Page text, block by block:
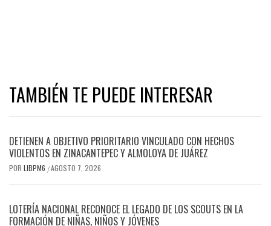
TAMBIÉN TE PUEDE INTERESAR
DETIENEN A OBJETIVO PRIORITARIO VINCULADO CON HECHOS
VIOLENTOS EN ZINACANTEPEC Y ALMOLOYA DE JUÁREZ
POR LIBPM6 /AGOSTO 7, 2026
LOTERÍA NACIONAL RECONOCE EL LEGADO DE LOS SCOUTS EN LA
FORMACIÓN DE NIÑAS, NIÑOS Y JÓVENES